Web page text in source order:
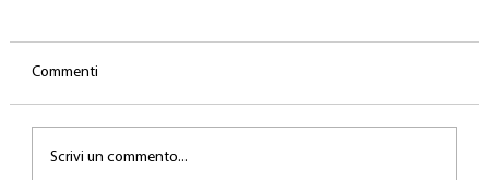
Commenti
Scrivi un commento...